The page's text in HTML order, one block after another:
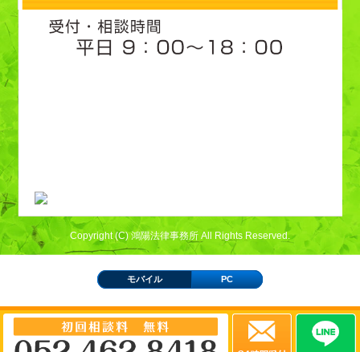
Copyright (C) 鴻陽法律事務所 All Rights Reserved.
モバイル PC